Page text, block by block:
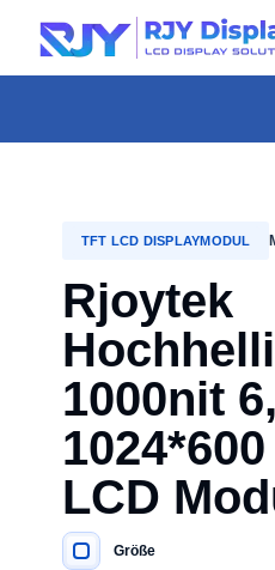
Wähle
TFT LCD DISPLAYMODUL
Rjoytek
1000nit
LCD
WICHTIGE
Größe